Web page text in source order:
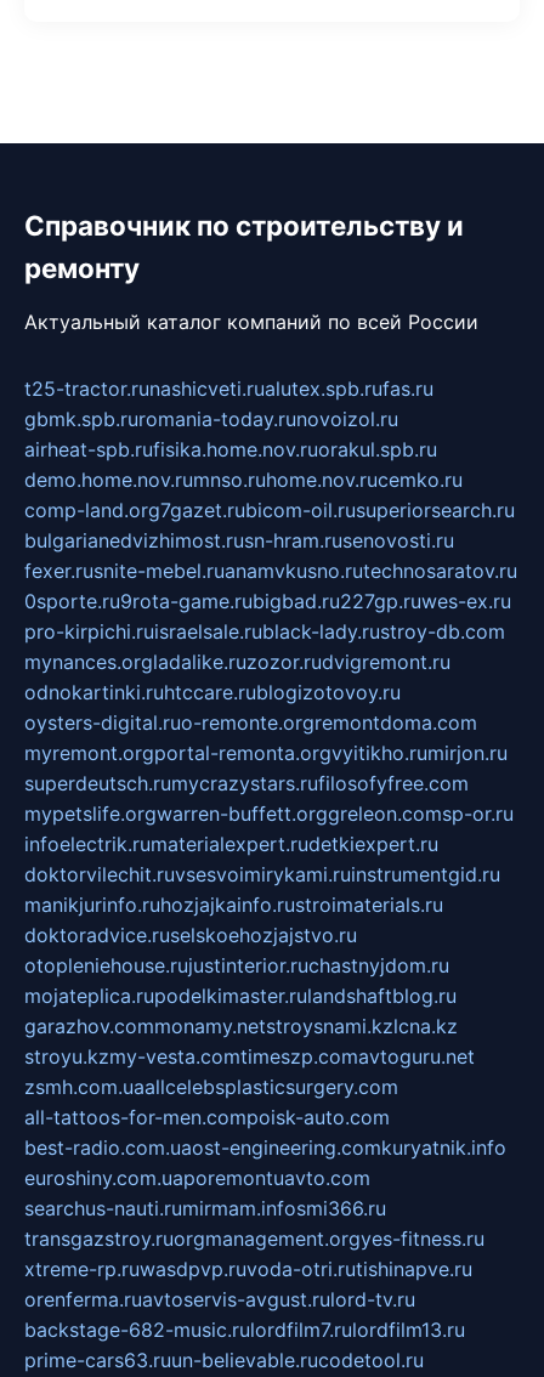
Справочник по строительству и
ремонту
Актуальный каталог компаний по всей России
t25-tractor.runashicveti.rualutex.spb.rufas.ru
gbmk.spb.ruromania-today.runovoizol.ru
airheat-spb.rufisika.home.nov.ruorakul.spb.ru
demo.home.nov.rumnso.ruhome.nov.rucemko.ru
comp-land.org7gazet.rubicom-oil.rusuperiorsearch.ru
bulgarianedvizhimost.rusn-hram.rusenovosti.ru
fexer.rusnite-mebel.ruanamvkusno.rutechnosaratov.ru
0sporte.ru9rota-game.rubigbad.ru227gp.ruwes-ex.ru
pro-kirpichi.ruisraelsale.rublack-lady.rustroy-db.com
mynances.orgladalike.ruzozor.rudvigremont.ru
odnokartinki.ruhtccare.rublogizotovoy.ru
oysters-digital.ruo-remonte.orgremontdoma.com
myremont.orgportal-remonta.orgvyitikho.rumirjon.ru
superdeutsch.rumycrazystars.rufilosofyfree.com
mypetslife.orgwarren-buffett.orggreleon.comsp-or.ru
infoelectrik.rumaterialexpert.rudetkiexpert.ru
doktorvilechit.ruvsesvoimirykami.ruinstrumentgid.ru
manikjurinfo.ruhozjajkainfo.rustroimaterials.ru
doktoradvice.ruselskoehozjajstvo.ru
otopleniehouse.rujustinterior.ruchastnyjdom.ru
mojateplica.rupodelkimaster.rulandshaftblog.ru
garazhov.commonamy.netstroysnami.kzlcna.kz
stroyu.kzmy-vesta.comtimeszp.comavtoguru.net
zsmh.com.uaallcelebsplasticsurgery.com
all-tattoos-for-men.compoisk-auto.com
best-radio.com.uaost-engineering.comkuryatnik.info
euroshiny.com.uaporemontuavto.com
searchus-nauti.rumirmam.infosmi366.ru
transgazstroy.ruorgmanagement.orgyes-fitness.ru
xtreme-rp.ruwasdpvp.ruvoda-otri.rutishinapve.ru
orenferma.ruavtoservis-avgust.rulord-tv.ru
backstage-682-music.rulordfilm7.rulordfilm13.ru
prime-cars63.ruun-believable.rucodetool.ru